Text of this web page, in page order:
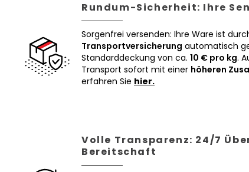
Rundum-Sicherheit: Ihre
Sorgenfrei versenden: Ihre Ware ist
Transportversicherung automatisch
Standarddeckung von ca. 10 € pro kg.
Transport sofort mit einer höheren
erfahren Sie hier.
Volle Transparenz: 24/7
Bereitschaft